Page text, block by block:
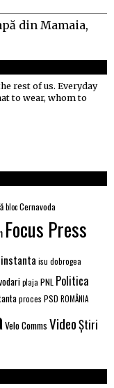
din Mamaia,
rest of us. Everyday
to wear, whom to
blocCernavoda
Focus Press
instanta isu dobrogea
plaja PNL Politica
proces PSD ROMÂNIA
Velo Comms VideoȘtiri